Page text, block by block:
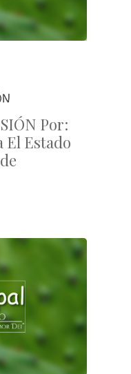
Por:
El Estado